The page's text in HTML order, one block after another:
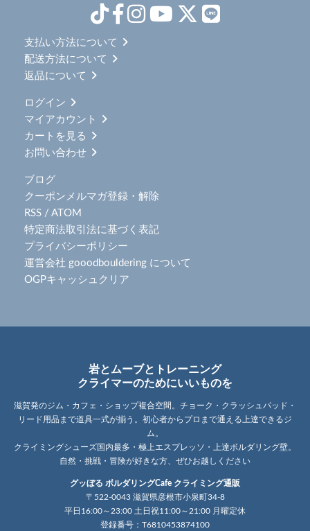
支払い方法について
配送方法について
返品について
ログイン
マイアカウント
カートを見る
お問い合わせ
ブログ
クーポンメルマガ登録・解除
RSS / ATOM
特定商法取引法に基づく表記
プライバシーポリシー
運営会社 gooodbouldering について
OGPキャッシュクリア
岩とムーブとトレーニング
クライマーのためにいいものを
滋賀発のジム・カフェ・ショップ複合空間。チョーク・クラッシュパッド・
リード用品まで道具一式が揃う。初心者からプロまで通える上達できるジ
ム。
クライミングシューズ国内最多・極上エスプレッソ・上達ボルダリング壁。
自然・挑戦・冒険が好きな方、ぜひお越しください
グッぼる ボルダリングCafe クライミング通販
〒522-0043 滋賀県彦根市小泉町34-8
平日16:00～23:00 土日祝11:00～21:00 月曜定休
登録番号：T6810453874100